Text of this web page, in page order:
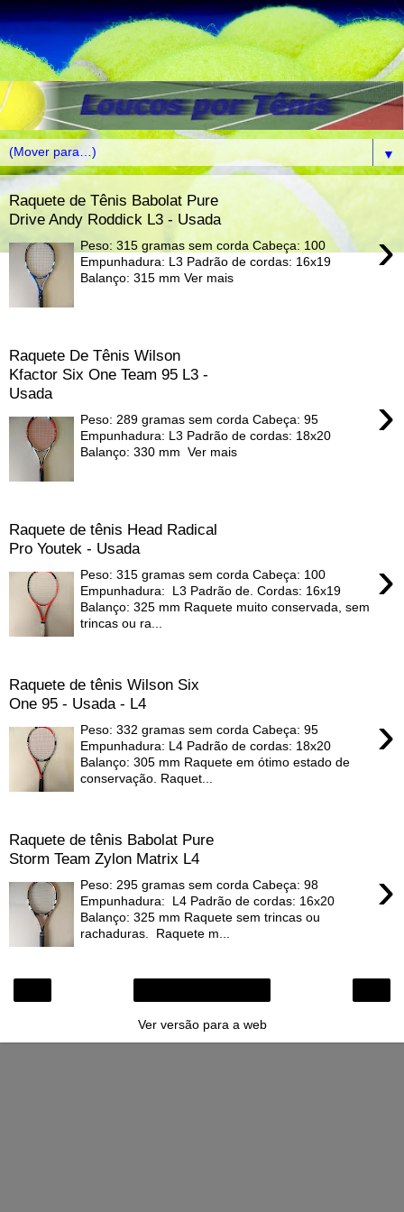
▼
Raquete de Tênis Babolat Pure
Drive Andy Roddick L3 - Usada
›
Peso: 315 gramas sem corda Cabeça: 100
Empunhadura: L3 Padrão de cordas: 16x19
Balanço: 315 mm Ver mais
Raquete De Tênis Wilson
Kfactor Six One Team 95 L3 -
Usada
›
Peso: 289 gramas sem corda Cabeça: 95
Empunhadura: L3 Padrão de cordas: 18x20
Balanço: 330 mm Ver mais
Raquete de tênis Head Radical
Pro Youtek - Usada
›
Peso: 315 gramas sem corda Cabeça: 100
Empunhadura: L3 Padrão de. Cordas: 16x19
Balanço: 325 mm Raquete muito conservada, sem
trincas ou ra...
Raquete de tênis Wilson Six
One 95 - Usada - L4
›
Peso: 332 gramas sem corda Cabeça: 95
Empunhadura: L4 Padrão de cordas: 18x20
Balanço: 305 mm Raquete em ótimo estado de
conservação. Raquet...
Raquete de tênis Babolat Pure
Storm Team Zylon Matrix L4
›
Peso: 295 gramas sem corda Cabeça: 98
Empunhadura: L4 Padrão de cordas: 16x20
Balanço: 325 mm Raquete sem trincas ou
rachaduras. Raquete m...
Ver versão para a web